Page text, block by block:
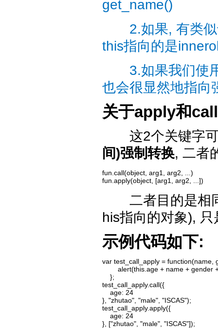
get_name()
2.如果, 有类似
this指向的是
3.如果我们使用
也会很显然地指向
关于apply和call
这2个关键字可
间)强制转换, 二者
fun.call(object, arg1, arg2, ...)
fun.apply(object, [arg1, arg2, ...])
二者目的是相同
his指向的对象),
示例代码如下:
var test_call_apply = function(name,
alert(this.age + name + gender
    };
test_call_apply.call({
    age: 24
}, "zhutao", "male", "ISCAS");
test_call_apply.apply({
    age: 24
}, ["zhutao", "male", "ISCAS"]);